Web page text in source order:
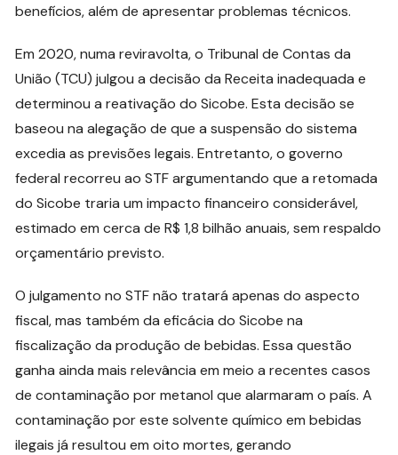
benefícios, além de apresentar problemas técnicos.
Em 2020, numa reviravolta, o Tribunal de Contas da
União (TCU) julgou a decisão da Receita inadequada e
determinou a reativação do Sicobe. Esta decisão se
baseou na alegação de que a suspensão do sistema
excedia as previsões legais. Entretanto, o governo
federal recorreu ao STF argumentando que a retomada
do Sicobe traria um impacto financeiro considerável,
estimado em cerca de R$ 1,8 bilhão anuais, sem respaldo
orçamentário previsto.
O julgamento no STF não tratará apenas do aspecto
fiscal, mas também da eficácia do Sicobe na
fiscalização da produção de bebidas. Essa questão
ganha ainda mais relevância em meio a recentes casos
de contaminação por metanol que alarmaram o país. A
contaminação por este solvente químico em bebidas
ilegais já resultou em oito mortes, gerando